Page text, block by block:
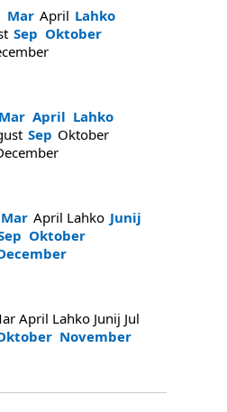
Mar April Lahko
Sep Oktober
Mar April Lahko
Sep Oktober
Mar April Lahko Junij
Oktober
April Lahko Junij Jul
November